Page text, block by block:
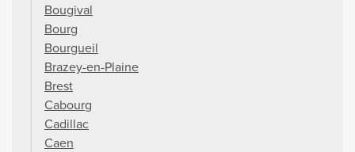
Bougival
Bourg
Bourgueil
Brazey-en-Plaine
Brest
Cabourg
Cadillac
Caen